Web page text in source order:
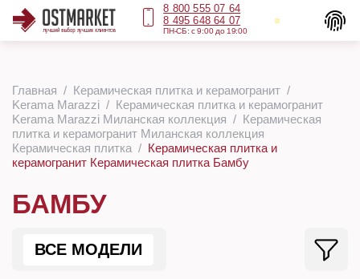
8 800 555 07 64
8 495 648 64 07
ПН-СБ: с 9:00 до 19:00
Главная
Керамическая плитка и керамогранит
Kerama Marazzi
Керамическая плитка и керамогранит
Kerama Marazzi Миланская коллекция
Керамическая
плитка и керамогранит Миланская коллекция
Керамическая плитка
Керамическая плитка и
керамогранит Керамическая плитка Бамбу
БАМБУ
ВСЕ МОДЕЛИ